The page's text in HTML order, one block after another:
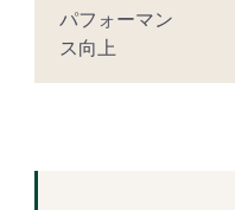
パフォーマン
ス向上